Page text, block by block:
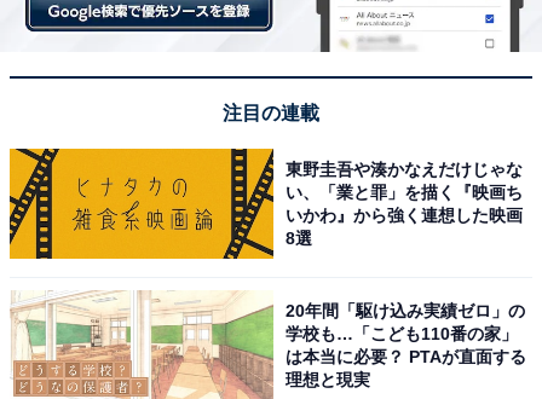
注目の連載
東野圭吾や湊かなえだけじゃな
い、「業と罪」を描く『映画ち
いかわ』から強く連想した映画
8選
20年間「駆け込み実績ゼロ」の
学校も…「こども110番の家」
は本当に必要？ PTAが直面する
理想と現実